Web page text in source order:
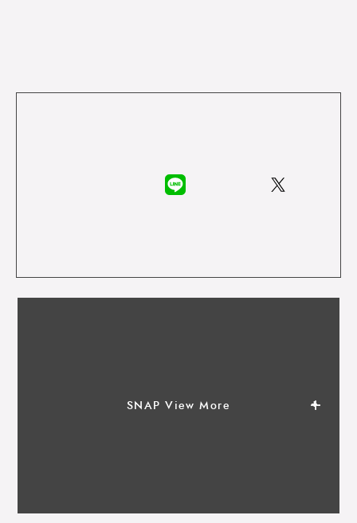
SNAP View More